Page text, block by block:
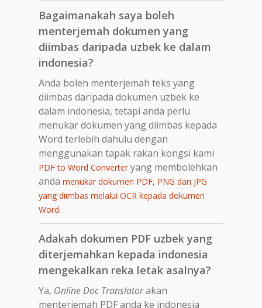
Bagaimanakah saya boleh
menterjemah dokumen yang
diimbas daripada uzbek ke dalam
indonesia?
Anda boleh menterjemah teks yang
diimbas daripada dokumen uzbek ke
dalam indonesia, tetapi anda perlu
menukar dokumen yang diimbas kepada
Word terlebih dahulu dengan
menggunakan tapak rakan kongsi kami
PDF to Word Converteryang membolehkan
anda menukar dokumen PDF, PNG dan JPG
yang diimbas melalui OCR kepada dokumen
Word.
Adakah dokumen PDF uzbek yang
diterjemahkan kepada indonesia
mengekalkan reka letak asalnya?
Ya, Online Doc Translatorakan
menterjemah PDF anda ke indonesia